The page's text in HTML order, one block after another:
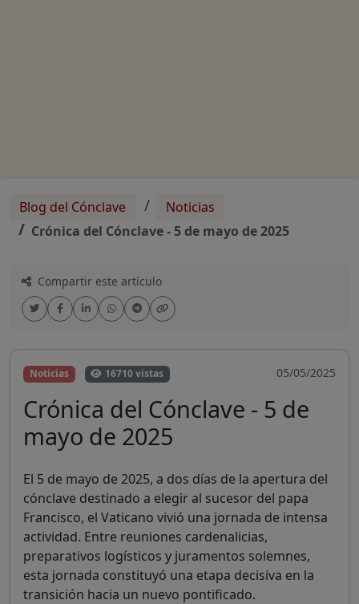
Blog del Cónclave
Noticias
Crónica del Cónclave - 5 de mayo de 2025
Compartir este artículo
Noticias 16710 vistas 05/05/2025
Crónica del Cónclave - 5 de
mayo de 2025
El 5 de mayo de 2025, a dos días de la apertura del
cónclave destinado a elegir al sucesor del papa
Francisco, el Vaticano vivió una jornada de intensa
actividad. Entre reuniones cardenalicias,
preparativos logísticos y juramentos solemnes,
esta jornada constituyó una etapa decisiva en la
transición hacia un nuevo pontificado.